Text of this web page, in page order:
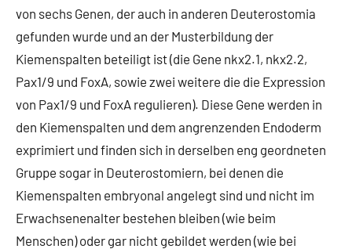
von sechs Genen, der auch in anderen Deuterostomia
gefunden wurde und an der Musterbildung der
Kiemenspalten beteiligt ist (die Gene nkx2.1, nkx2.2,
Pax1/9 und FoxA, sowie zwei weitere die die Expression
von Pax1/9 und FoxA regulieren). Diese Gene werden in
den Kiemenspalten und dem angrenzenden Endoderm
exprimiert und finden sich in derselben eng geordneten
Gruppe sogar in Deuterostomiern, bei denen die
Kiemenspalten embryonal angelegt sind und nicht im
Erwachsenenalter bestehen bleiben (wie beim
Menschen) oder gar nicht gebildet werden (wie bei